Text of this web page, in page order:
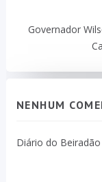
Governador
NENHUM
Diário do